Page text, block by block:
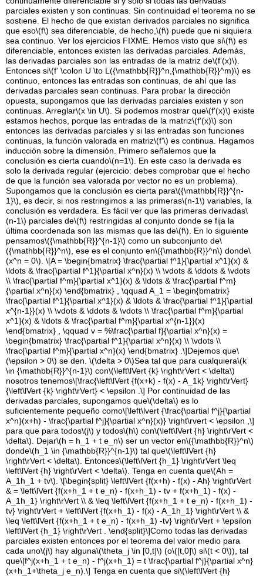
parciales existen y son continuas. Sin continuidad el teorema no se
sostiene. El hecho de que existan derivados parciales no significa
que eso\(f\) sea diferenciable, de hecho,\(f\) puede que ni siquiera
sea continuo. Ver los ejercicios FIXME. Hemos visto que si\(f\) es
diferenciable, entonces existen las derivadas parciales. Además,
las derivadas parciales son las entradas de la matriz de\(f'(x)\)
Entonces si\(f' \colon U \to L({\mathbb{R}}^n,{\mathbb{R}}^m)\) es
continuo, entonces las entradas son continuas, de ahí que las
derivadas parciales sean continuas. Para probar la dirección
opuesta, supongamos que las derivadas parciales existen y son
continuas. Arreglar\(x \in U\) . Si podemos mostrar que\(f'(x)\) existe
estamos hechos, porque las entradas de la matriz\(f'(x)\) son
entonces las derivadas parciales y si las entradas son funciones
continuas, la función valorada en matriz\(f'\) es continua. Hagamos
inducción sobre la dimensión. Primero señalemos que la
conclusión es cierta cuando\(n=1\) . En este caso la derivada es
solo la derivada regular (ejercicio: debes comprobar que el hecho
de que la función sea valorada por vector no es un problema).
Supongamos que la conclusión es cierta para\({\mathbb{R}}^{n-
1}\) , es decir, si nos restringimos a las primeras\(n-1\) variables, la
conclusión es verdadera. Es fácil ver que las primeras derivadas\
(n-1\) parciales de\(f\) restringidas al conjunto donde se fija la
última coordenada son las mismas que las de\(f\) . En lo siguiente
pensamos\({\mathbb{R}}^{n-1}\) como un subconjunto de\
({\mathbb{R}}^n\) , ese es el conjunto en\({\mathbb{R}}^n\) donde\
(x^n = 0\) .\[A = \begin{bmatrix} \frac{\partial f^1}{\partial x^1}(x) &
\ldots & \frac{\partial f^1}{\partial x^n}(x) \\ \vdots & \ddots & \vdots
\\ \frac{\partial f^m}{\partial x^1}(x) & \ldots & \frac{\partial f^m}
{\partial x^n}(x) \end{bmatrix} , \qquad A_1 = \begin{bmatrix}
\frac{\partial f^1}{\partial x^1}(x) & \ldots & \frac{\partial f^1}{\partial
x^{n-1}}(x) \\ \vdots & \ddots & \vdots \\ \frac{\partial f^m}{\partial
x^1}(x) & \ldots & \frac{\partial f^m}{\partial x^{n-1}}(x)
\end{bmatrix} , \qquad v = %\frac{\partial f}{\partial x^n}(x) =
\begin{bmatrix} \frac{\partial f^1}{\partial x^n}(x) \\ \vdots \\
\frac{\partial f^m}{\partial x^n}(x) \end{bmatrix} .\]Dejemos que\
(\epsilon > 0\) se den.\(\delta > 0\)Sea tal que para cualquiera\(k
\in {\mathbb{R}}^{n-1}\) con\(\left\lVert {k} \right\rVert < \delta\)
nosotros tenemos\[\frac{\left\lVert {f(x+k) - f(x) - A_1k} \right\rVert}
{\left\lVert {k} \right\rVert} < \epsilon .\] Por continuidad de las
derivadas parciales, supongamos que\(\delta\) es lo
suficientemente pequeño como\[\left\lvert {\frac{\partial f^j}{\partial
x^n}(x+h) - \frac{\partial f^j}{\partial x^n}(x)} \right\rvert < \epsilon ,\]
para que para todos\(j\) y todos\(h\) con\(\left\lVert {h} \right\rVert <
\delta\) . Dejar\(h = h_1 + t e_n\) ser un vector en\({\mathbb{R}}^n\)
donde\(h_1 \in {\mathbb{R}}^{n-1}\) tal que\(\left\lVert {h}
\right\rVert < \delta\) . Entonces\(\left\lVert {h_1} \right\rVert \leq
\left\lVert {h} \right\rVert < \delta\) . Tenga en cuenta que\(Ah =
A_1h_1 + tv\) .\[\begin{split} \left\lVert {f(x+h) - f(x) - Ah} \right\rVert
& = \left\lVert {f(x+h_1 + t e_n) - f(x+h_1) - tv + f(x+h_1) - f(x) -
A_1h_1} \right\rVert \\ & \leq \left\lVert {f(x+h_1 + t e_n) - f(x+h_1) -
tv} \right\rVert + \left\lVert {f(x+h_1) - f(x) - A_1h_1} \right\rVert \\ &
\leq \left\lVert {f(x+h_1 + t e_n) - f(x+h_1) -tv} \right\rVert + \epsilon
\left\lVert {h_1} \right\rVert . \end{split}\]Como todas las derivadas
parciales existen entonces por el teorema del valor medio para
cada uno\(j\) hay alguna\(\theta_j \in [0,t]\) (o\([t,0]\) si\(t < 0\)), tal
que\[f^j(x+h_1 + t e_n) - f^j(x+h_1) = t \frac{\partial f^j}{\partial x^n}
(x+h_1+\theta_j e_n).\] Tenga en cuenta que si\(\left\lVert {h}